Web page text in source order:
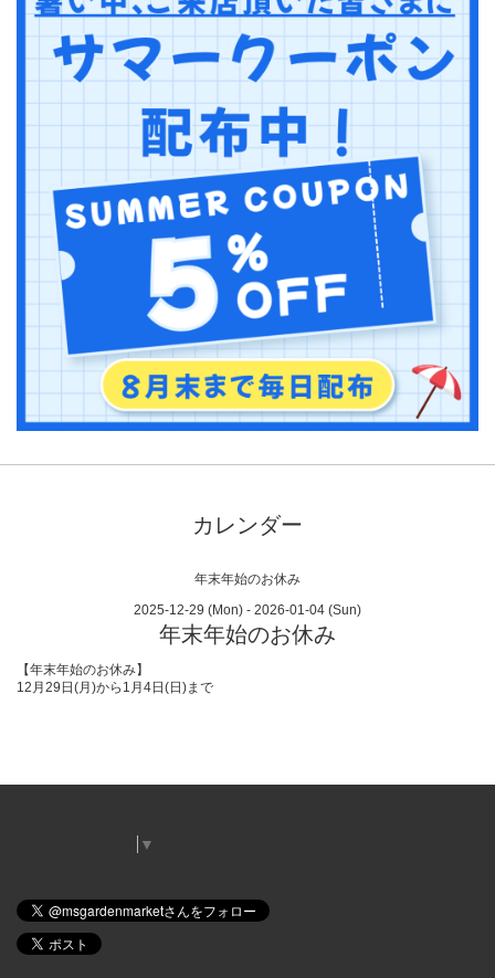
カレンダー
年末年始のお休み
2025-12-29 (Mon) - 2026-01-04 (Sun)
年末年始のお休み
【年末年始のお休み】
12月29日(月)から1月4日(日)まで
▼